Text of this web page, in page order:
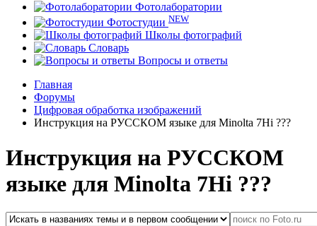
Фотолаборатории
Фотостудии NEW
Школы фотографий
Словарь
Вопросы и ответы
Главная
Форумы
Цифровая обработка изображений
Инструкция на РУССКОМ языке для Minolta 7Hi ???
Инструкция на РУССКОМ
языке для Minolta 7Hi ???